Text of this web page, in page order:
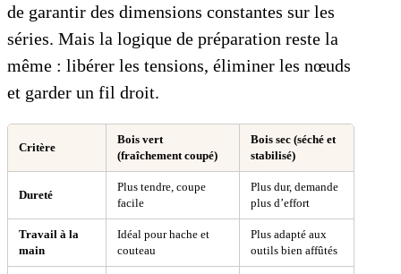
de garantir des dimensions constantes sur les
séries. Mais la logique de préparation reste la
même : libérer les tensions, éliminer les nœuds
et garder un fil droit.
Critère
Bois vert
(fraîchement coupé)
Bois sec (séché et
stabilisé)
Dureté
Plus tendre, coupe
facile
Plus dur, demande
plus d’effort
Travail à la
main
Idéal pour hache et
couteau
Plus adapté aux
outils bien affûtés